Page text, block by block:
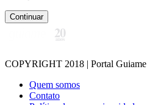
Continuar
COPYRIGHT 2018 | Portal Guiame
Quem somos
Contato